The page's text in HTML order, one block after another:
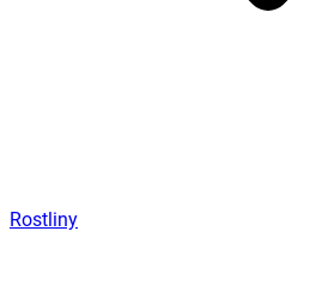
Rostliny